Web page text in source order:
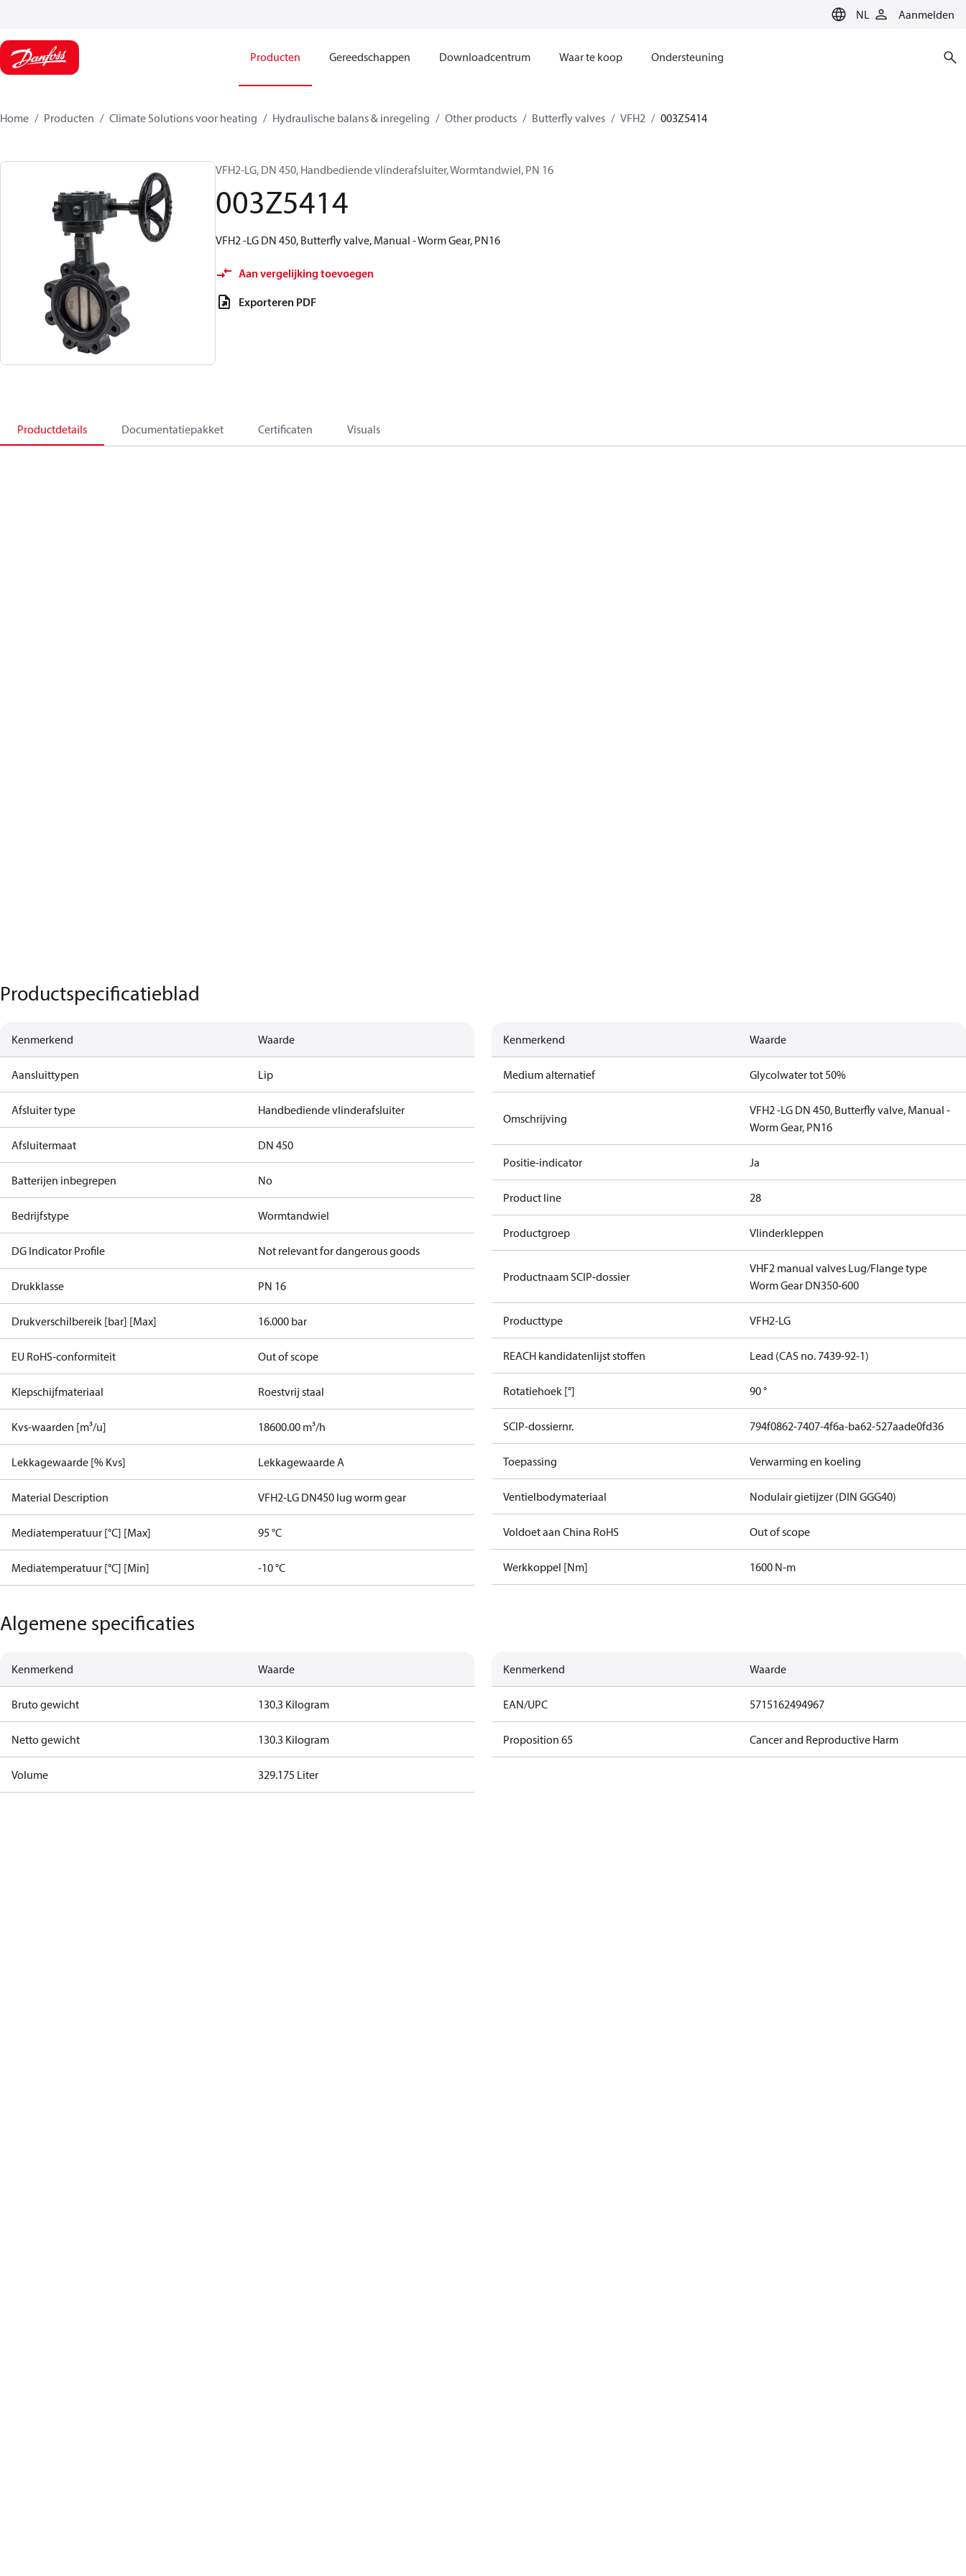
NL Aanmelden
Producten Gereedschappen Downloadcentrum Waar te koop Ondersteuning
Home Producten Climate Solutions voor heating Hydraulische balans & inregeling Other products Butterfly valves VFH2 003Z5414
VFH2-LG, DN 450, Handbediende vlinderafsluiter, Wormtandwiel, PN 16
003Z5414
VFH2 -LG DN 450, Butterfly valve, Manual - Worm Gear, PN16
Aan vergelijking toevoegen
Exporteren PDF
Productdetails Documentatiepakket Certificaten Visuals
Productspecificatieblad
Kenmerkend Waarde
Aansluittypen Lip
Afsluiter type Handbediende vlinderafsluiter
Afsluitermaat DN 450
Batterijen inbegrepen No
Bedrijfstype Wormtandwiel
DG Indicator Profile Not relevant for dangerous goods
Drukklasse PN 16
Drukverschilbereik [bar] [Max] 16.000 bar
EU RoHS-conformiteit Out of scope
Klepschijfmateriaal Roestvrij staal
Kvs-waarden [m³/u] 18600.00 m³/h
Lekkagewaarde [% Kvs] Lekkagewaarde A
Material Description VFH2-LG DN450 lug worm gear
Mediatemperatuur [°C] [Max] 95 °C
Mediatemperatuur [°C] [Min] -10 °C
Kenmerkend Waarde
Medium alternatief Glycolwater tot 50%
Omschrijving
VFH2 -LG DN 450, Butterfly valve, Manual -
Worm Gear, PN16
Positie-indicator Ja
Product line 28
Productgroep Vlinderkleppen
Productnaam SCIP-dossier
VHF2 manual valves Lug/Flange type
Worm Gear DN350-600
Producttype VFH2-LG
REACH kandidatenlijst stoffen Lead (CAS no. 7439-92-1)
Rotatiehoek [°] 90 °
SCIP-dossiernr. 794f0862-7407-4f6a-ba62-527aade0fd36
Toepassing Verwarming en koeling
Ventielbodymateriaal Nodulair gietijzer (DIN GGG40)
Voldoet aan China RoHS Out of scope
Werkkoppel [Nm] 1600 N-m
Algemene specificaties
Kenmerkend Waarde
Bruto gewicht 130.3 Kilogram
Netto gewicht 130.3 Kilogram
Volume 329.175 Liter
Kenmerkend Waarde
EAN/UPC 5715162494967
Proposition 65 Cancer and Reproductive Harm